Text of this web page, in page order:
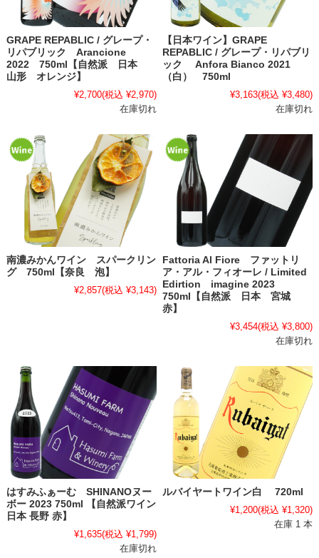
GRAPE REPABLIC / グレープ・
リパブリック Arancione
2022 750ml【自然派 日本
山形 オレンジ】
¥2,700(税込 ¥2,970)
在庫切れ
【日本ワイン】GRAPE
REPABLIC / グレープ・リパブリ
ック Anfora Bianco 2021
（白） 750ml
¥3,163(税込 ¥3,480)
在庫切れ
南濃みかんワイン スパークリン
グ 750ml【奈良 泡】
¥2,857(税込 ¥3,143)
Fattoria Al Fiore ファットリ
ア・アル・フィオーレ / Limited
Edirtion imagine 2023
750ml【自然派 日本 宮城
赤】
¥3,454(税込 ¥3,800)
在庫切れ
はすみふぁーむ SHINANOヌー
ボー 2023 750ml 【自然派ワイン
日本 長野 赤】
¥1,635(税込 ¥1,799)
在庫切れ
ルバイヤートワイン白 720ml
¥1,200(税込 ¥1,320)
在庫 1 本